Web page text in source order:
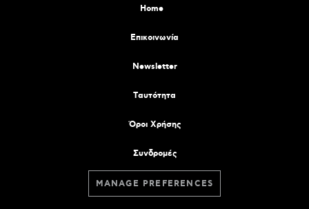
Home
Επικοινωνία
Newsletter
Tαυτότητα
Όροι Χρήσης
Συνδρομές
MANAGE PREFERENCES